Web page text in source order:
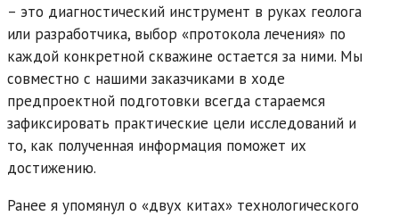
– это диагностический инструмент в руках геолога
или разработчика, выбор «протокола лечения» по
каждой конкретной скважине остается за ними. Мы
совместно с нашими заказчиками в ходе
предпроектной подготовки всегда стараемся
зафиксировать практические цели исследований и
то, как полученная информация поможет их
достижению.
Ранее я упомянул о «двух китах» технологического